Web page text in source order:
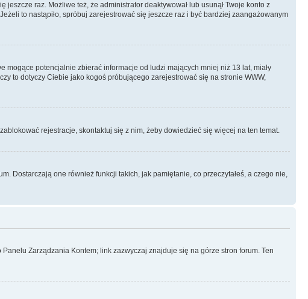
raz. Możliwe też, że administrator deaktywował lub usunął Twoje konto z
to nastąpiło, spróbuj zarejestrować się jeszcze raz i być bardziej zaangażowanym
potencjalnie zbierać informacje od ludzi mających mniej niż 13 lat, miały
to dotyczy Ciebie jako kogoś próbującego zarejestrować się na stronie WWW,
rejestracje, skontaktuj się z nim, żeby dowiedzieć się więcej na ten temat.
Dostarczają one również funkcji takich, jak pamiętanie, co przeczytałeś, a czego nie,
Zarządzania Kontem; link zazwyczaj znajduje się na górze stron forum. Ten